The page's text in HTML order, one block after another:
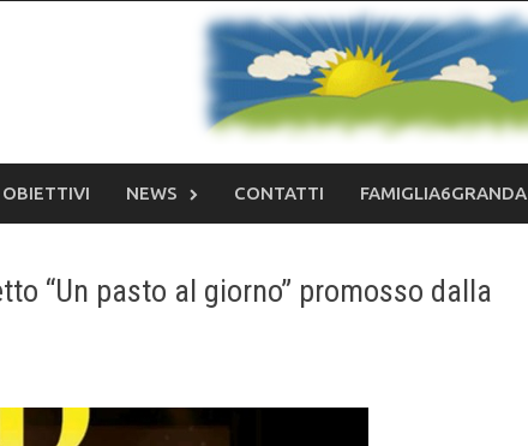
OBIETTIVI NEWS CONTATTI FAMIGLIA6GRANDA
“Un pasto al giorno” promosso dalla